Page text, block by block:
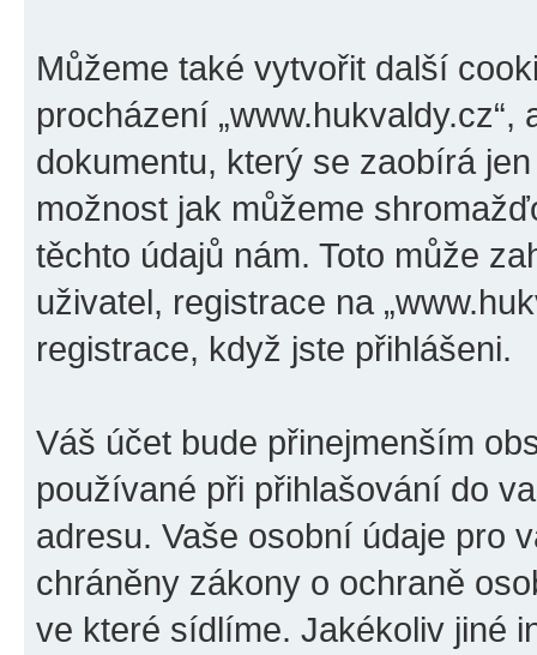
Můžeme také vytvořit další
procházení
dokumentu, který se zaobírá
možnost jak můžeme
těchto údajů nám. Toto může
uživatel, registrace na
registrace, když jste přihlášeni.
Váš účet bude přinejmenším
používané při přihlašování do
adresu. Vaše osobní údaje pro
chráněny zákony o ochraně
ve které sídlíme. Jakékoliv jiné